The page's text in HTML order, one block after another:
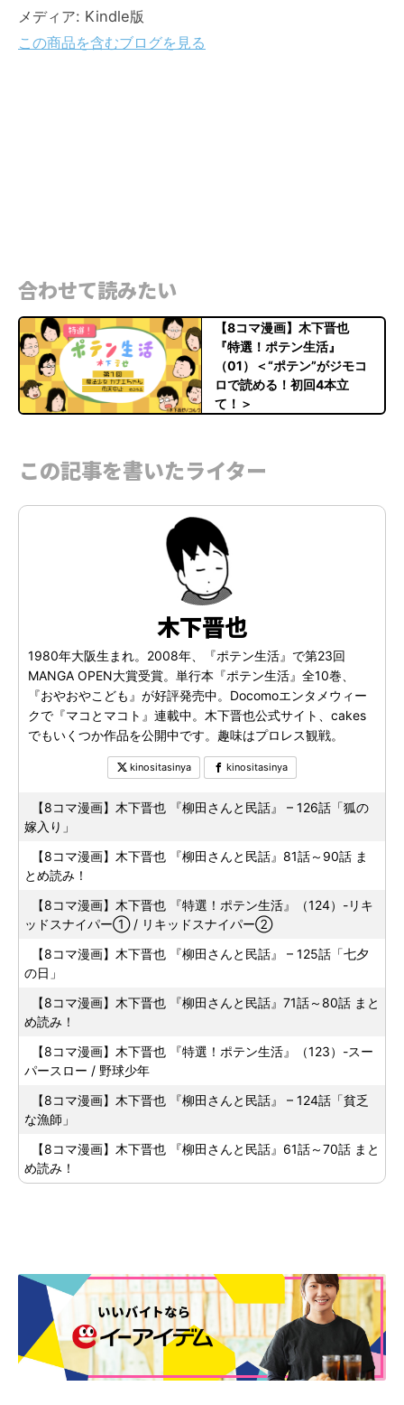
メディア: Kindle版
この商品を含むブログを見る
合わせて読みたい
【8コマ漫画】木下晋也
『特選！ポテン生活』
（01）＜“ポテン”がジモコ
ロで読める！初回4本立
て！＞
この記事を書いたライター
木下晋也
1980年大阪生まれ。2008年、『ポテン生活』で第23回
MANGA OPEN大賞受賞。単行本『ポテン生活』全10巻、
『おやおやこども』が好評発売中。Docomoエンタメウィー
クで『マコとマコト』連載中。木下晋也公式サイト、cakes
でもいくつか作品を公開中です。趣味はプロレス観戦。
kinositasinya kinositasinya
【8コマ漫画】木下晋也 『柳田さんと民話』 – 126話「狐の
嫁入り」
【8コマ漫画】木下晋也 『柳田さんと民話』81話～90話 ま
とめ読み！
【8コマ漫画】木下晋也 『特選！ポテン生活』（124）-リキ
ッドスナイパー① / リキッドスナイパー②
【8コマ漫画】木下晋也 『柳田さんと民話』 – 125話「七夕
の日」
【8コマ漫画】木下晋也 『柳田さんと民話』71話～80話 まと
め読み！
【8コマ漫画】木下晋也 『特選！ポテン生活』（123）-スー
パースロー / 野球少年
【8コマ漫画】木下晋也 『柳田さんと民話』 – 124話「貧乏
な漁師」
【8コマ漫画】木下晋也 『柳田さんと民話』61話～70話 まと
め読み！